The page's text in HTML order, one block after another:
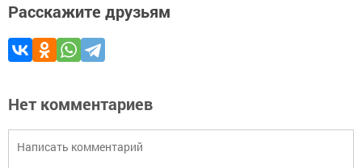
Расскажите друзьям
Нет комментариев